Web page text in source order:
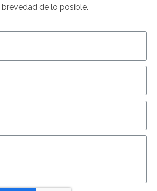
brevedad de lo posible.